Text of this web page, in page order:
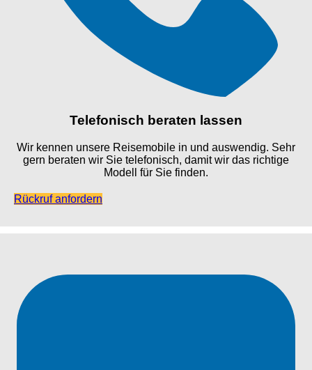
Telefonisch beraten lassen
Wir kennen unsere Reisemobile in und auswendig. Sehr
gern beraten wir Sie telefonisch, damit wir das richtige
Modell für Sie finden.
Rückruf anfordern